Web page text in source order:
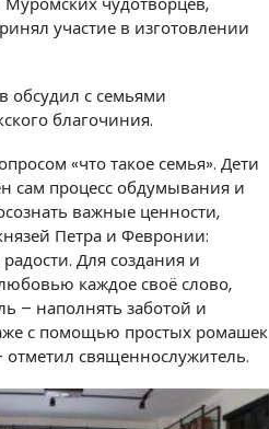
участие в изготовлении
обсудил с семьями
благочиния.
«что такое семья». Дети
сам процесс обдумывания и
важные ценности,
Петра и Февронии:
Для создания и
каждое своё слово,
– наполнять заботой и
с помощью простых ромашек
священнослужитель.